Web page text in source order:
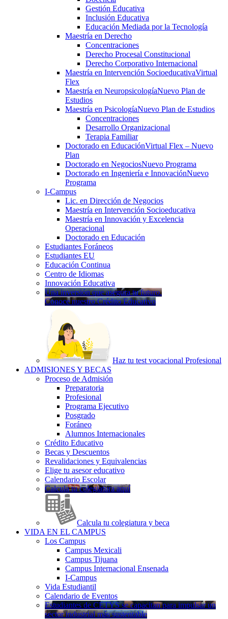
Gestión Educativa
Inclusión Educativa
Educación Mediada por la Tecnología
Maestría en Derecho
Concentraciones
Derecho Procesal Constitucional
Derecho Corporativo Internacional
Maestría en Intervención SocioeducativaVirtual
Flex
Maestría en NeuropsicologíaNuevo Plan de
Estudios
Maestría en PsicologíaNuevo Plan de Estudios
Concentraciones
Desarrollo Organizacional
Terapia Familiar
Doctorado en EducaciónVirtual Flex – Nuevo
Plan
Doctorado en NegociosNuevo Programa
Doctorado en Ingeniería e InnovaciónNuevo
Programa
I-Campus
Lic. en Dirección de Negocios
Maestría en Intervención Socioeducativa
Maestría en Innovación y Excelencia
Operacional
Doctorado en Educación
Estudiantes Foráneos
Estudiantes EU
Educación Continua
Centro de Idiomas
Innovación Educativa
Una inversión que asegura tu futuro.
Conoce nuestro Crédito Educativo
Haz tu test vocacional Profesional
ADMISIONES Y BECAS
Proceso de Admisión
Preparatoria
Profesional
Programa Ejecutivo
Posgrado
Foráneo
Alumnos Internacionales
Crédito Educativo
Becas y Descuentos
Revalidaciones y Equivalencias
Elige tu asesor educativo
Calendario Escolar
Calcula tu colegiatura aquí
Calcula tu colegiatura y beca
VIDA EN EL CAMPUS
Los Campus
Campus Mexicali
Campus Tijuana
Campus Internacional Ensenada
I-Campus
Vida Estudiantil
Calendario de Eventos
Estudiantes de CETYS se capacitan para impulsar un
sector industrial más sustentable